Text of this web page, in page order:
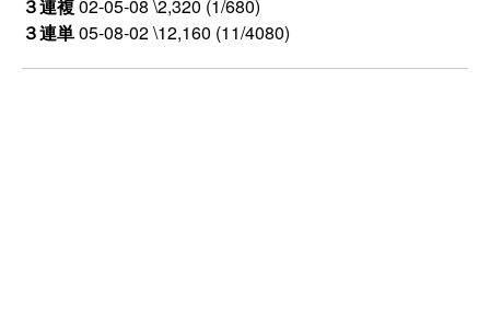
３連複02-05-08 \2,320 (1/680)
３連単05-08-02 \12,160 (11/4080)